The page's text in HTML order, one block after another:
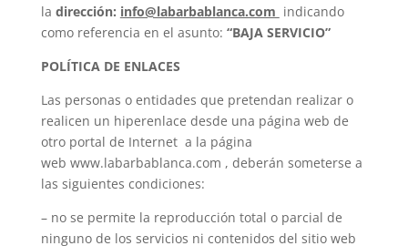
la dirección: info@labarbablanca.com indicando
como referencia en el asunto: “BAJA SERVICIO”
POLÍTICA DE ENLACES
Las personas o entidades que pretendan realizar o
realicen un hiperenlace desde una página web de
otro portal de Internet a la página
web www.labarbablanca.com , deberán someterse a
las siguientes condiciones:
– no se permite la reproducción total o parcial de
ninguno de los servicios ni contenidos del sitio web